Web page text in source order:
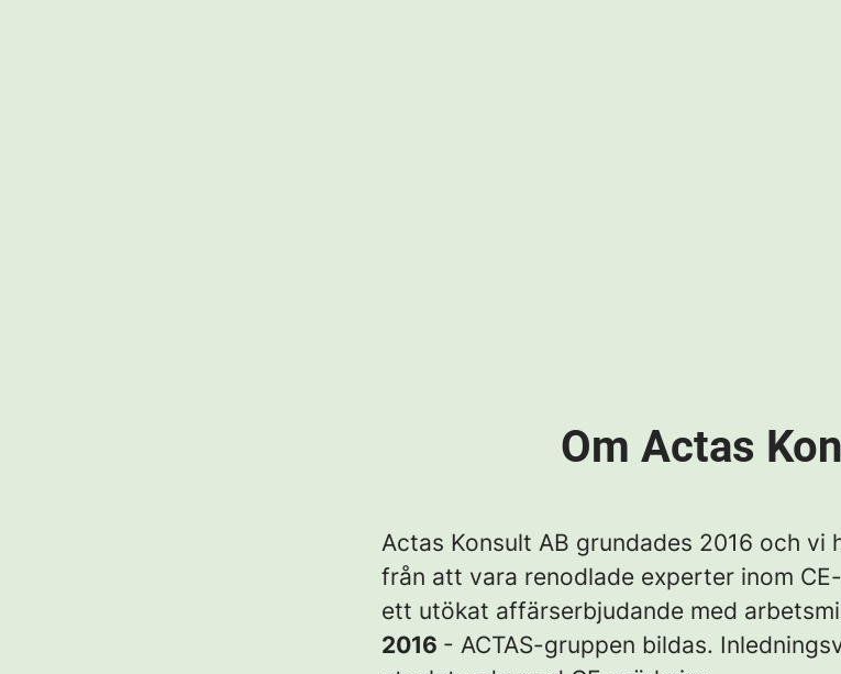
Om Actas
Actas Konsult AB grundades 2016 och vi
från att vara renodlade experter inom
ett utökat affärserbjudande med
2016 - ACTAS-gruppen bildas.